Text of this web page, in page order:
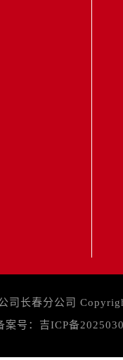
司长春分公司
案号： 吉ICP备